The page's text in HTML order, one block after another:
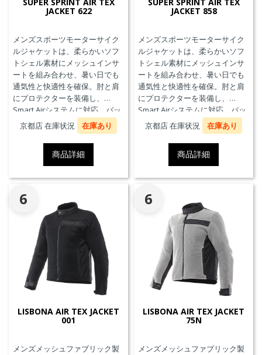
JACKET 622
メンズスポーツモーターサイク
ルジャケットは、柔らかいソフ
トシェル素材にメッシュインサ
ートを組み合わせ、暑い日でも
通気性と快適性を確保。肘と肩
にプロテクターを装備し、
Smart Airシステムに対応。バッ
クプロテクターおよびチェスト
プロテクターにも対応していま
京都店 在庫状況 在庫あり
商品詳細
JACKET 858
メンズスポーツモーターサイク
ルジャケットは、柔らかいソフ
トシェル素材にメッシュインサ
ートを組み合わせ、暑い日でも
通気性と快適性を確保。肘と肩
にプロテクターを装備し、
Smart Airシステムに対応。バッ
クプロテクターおよびチェスト
プロテクターにも対応していま
京都店 在庫状況 在庫あり
商品詳細
6
LISBONA AIR TEX JACKET
001
メンズメッシュファブリック製
6
LISBONA AIR TEX JACKET
75N
メンズメッシュファブリック製